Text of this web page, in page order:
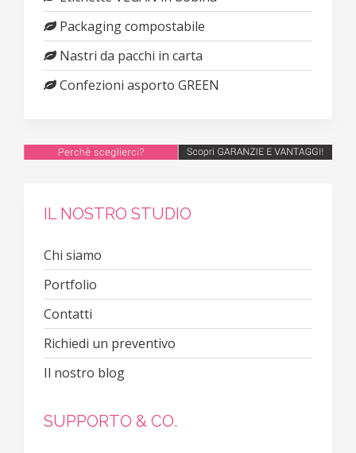
Packaging compostabile
Nastri da pacchi in carta
Confezioni asporto GREEN
IL NOSTRO STUDIO
Chi siamo
Portfolio
Contatti
Richiedi un preventivo
Il nostro blog
SUPPORTO & CO.